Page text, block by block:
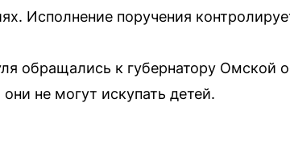
Исполнение поручения
обращались к губернатору Омской
не могут искупать детей.